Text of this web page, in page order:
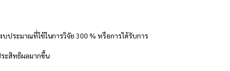
ประมาณที่ใช้ในการวิจัย 300 % หรือการได้รับการ
ะสิทธิผลมากขึ้น